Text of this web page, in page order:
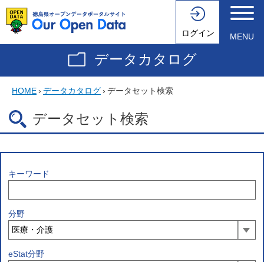
ログイン MENU
データカタログ
HOME› データカタログ› データセット検索
データセット検索
キーワード
分野
eStat分野